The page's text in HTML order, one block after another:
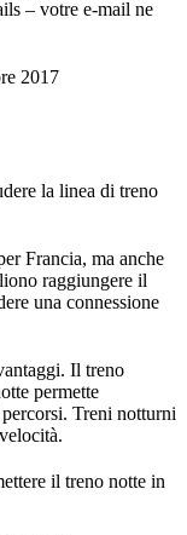
– votre e-mail ne
2017
la linea di treno
Francia, ma anche
raggiungere il
una connessione
Il treno
permette
Treni notturni
il treno notte in